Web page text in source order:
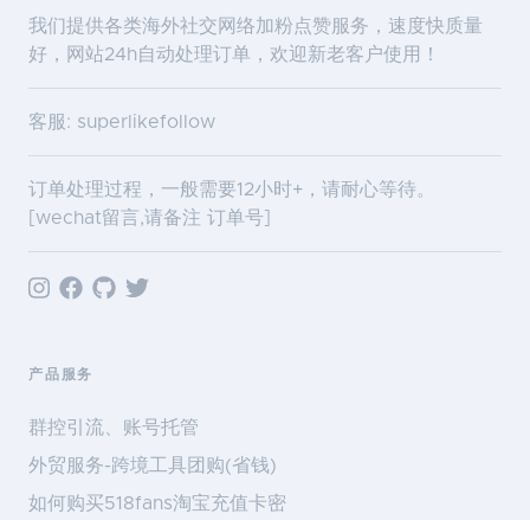
我们提供各类海外社交网络加粉点赞服务，速度快质量
好，网站24h自动处理订单，欢迎新老客户使用！
客服: superlikefollow
订单处理过程，一般需要12小时+，请耐心等待。
[wechat留言,请备注 订单号]
产品服务
群控引流、账号托管
外贸服务-跨境工具团购(省钱)
如何购买518fans淘宝充值卡密